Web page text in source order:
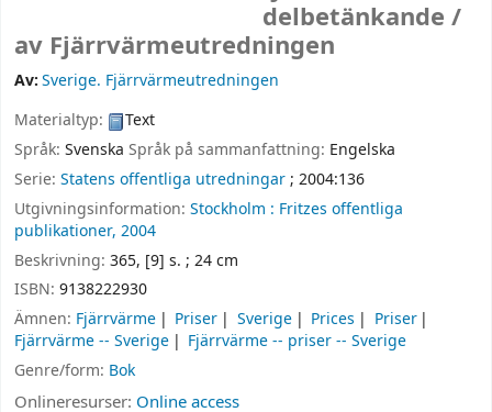
delbetänkande /
av Fjärrvärmeutredningen
Av:Sverige. Fjärrvärmeutredningen
Materialtyp:
Text
Språk: Svenska Språk på sammanfattning: Engelska
Serie: Statens offentliga utredningar; 2004:136
Utgivningsinformation: Stockholm : Fritzes offentliga
publikationer, 2004
Beskrivning: 365, [9] s. ; 24 cm
ISBN: 9138222930
Ämnen: Fjärrvärme Priser Sverige Prices
Priser
Fjärrvärme -- Sverige
Fjärrvärme -- priser -- Sverige
Genre/form: Bok
Onlineresurser: Online access